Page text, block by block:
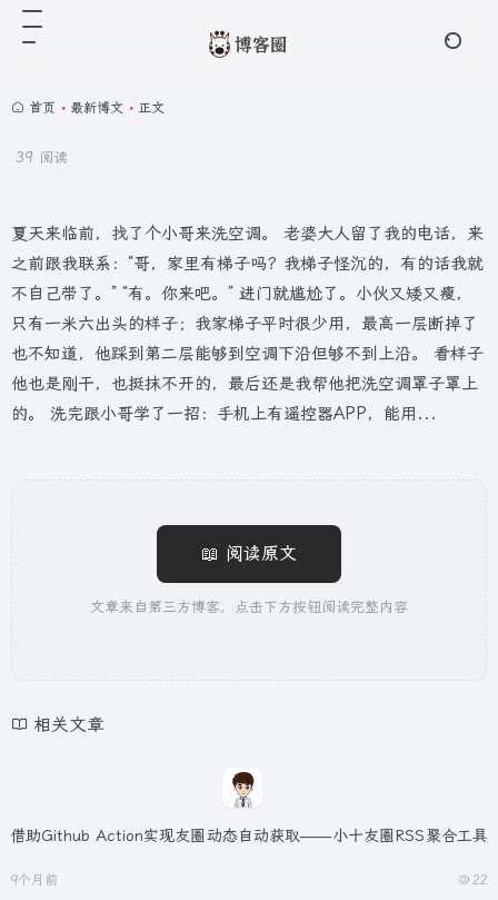
首页 • 最新博文 • 正文
39 阅读
夏天来临前，找了个小哥来洗空调。 老婆大人留了我的电话，来
之前跟我联系：“哥，家里有梯子吗？我梯子怪沉的，有的话我就
不自己带了。” “有。你来吧。” 进门就尴尬了。小伙又矮又瘦，
只有一米六出头的样子；我家梯子平时很少用，最高一层断掉了
也不知道，他踩到第二层能够到空调下沿但够不到上沿。 看样子
他也是刚干，也挺抹不开的，最后还是我帮他把洗空调罩子罩上
的。 洗完跟小哥学了一招：手机上有遥控器APP，能用...
📖 阅读原文
文章来自第三方博客，点击下方按钮阅读完整内容
相关文章
借助Github Action实现友圈动态自动获取——小十友圈RSS聚合工具
9个月前 22